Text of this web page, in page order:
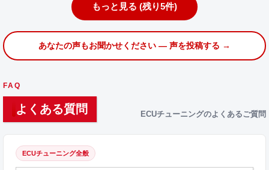
もっと見る (残り5件)
あなたの声もお聞かせください — 声を投稿する →
FAQ
よくある質問 ECUチューニングのよくあるご質問
ECUチューニング全般